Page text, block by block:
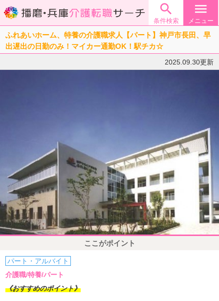

条件検索
menu
メニュー
ふれあいホーム、特養の介護職求人【パート】神戸市長田、早
出遅出の日勤のみ！マイカー通勤OK！駅チカ☆
2025.09.30更新
ここがポイント
パート・アルバイト
介護職/特養/パート
《おすすめのポイント》